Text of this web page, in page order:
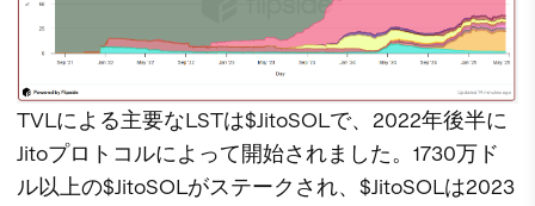
TVLによる主要なLSTは$JitoSOLで、2022年後半に
Jitoプロトコルによって開始されました。1730万ド
ル以上の$JitoSOLがステークされ、$JitoSOLは2023